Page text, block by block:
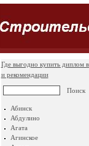
Где выгодно купить диплом
и рекомендации
Абинск
Абдулино
Агата
Агинское